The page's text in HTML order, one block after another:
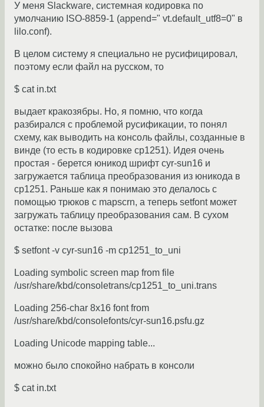
У меня Slackware, системная кодировка по
умолчанию ISO-8859-1 (append=" vt.default_utf8=0" в
lilo.conf).
В целом систему я специально не русифицировал,
поэтому если файл на русском, то
$ cat in.txt
выдает кракозябры. Но, я помню, что когда
разбирался с проблемой русификации, то понял
схему, как выводить на консоль файлы, созданные в
винде (то есть в кодировке cp1251). Идея очень
простая - берется юникод шрифт cyr-sun16 и
загружается таблица преобразования из юникода в
cp1251. Раньше как я понимаю это делалось с
помощью трюков с mapscrn, а теперь setfont может
загружать таблицу преобразования сам. В сухом
остатке: после вызова
$ setfont -v cyr-sun16 -m cp1251_to_uni
Loading symbolic screen map from file
/usr/share/kbd/consoletrans/cp1251_to_uni.trans
Loading 256-char 8x16 font from
/usr/share/kbd/consolefonts/cyr-sun16.psfu.gz
Loading Unicode mapping table...
можно было спокойно набрать в консоли
$ cat in.txt